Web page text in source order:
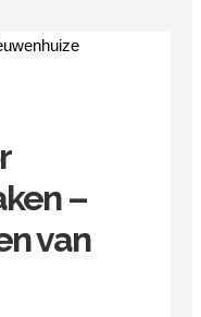
–
van